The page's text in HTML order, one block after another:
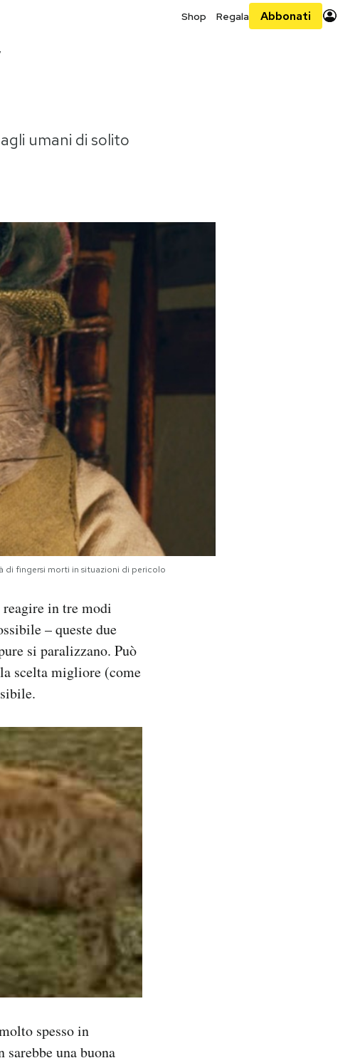
Shop Regala Abbonati
umani di solito
di fingersi morti in situazioni di pericolo
in tre modi
– queste due
si paralizzano. Può
scelta migliore (come
spesso in
una buona